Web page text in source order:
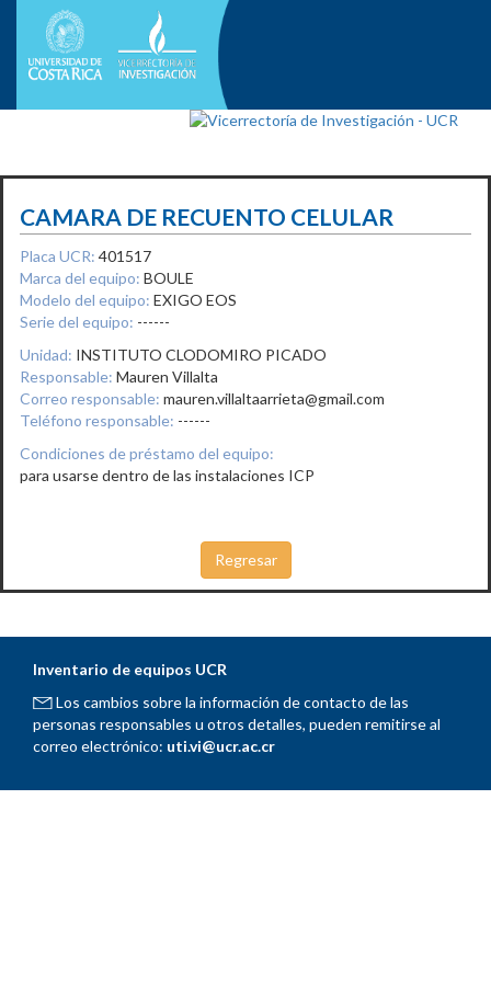
CAMARA DE RECUENTO CELULAR
Placa UCR: 401517
Marca del equipo: BOULE
Modelo del equipo: EXIGO EOS
Serie del equipo: ------
Unidad: INSTITUTO CLODOMIRO PICADO
Responsable: Mauren Villalta
Correo responsable: mauren.villaltaarrieta@gmail.com
Teléfono responsable: ------
Condiciones de préstamo del equipo:
para usarse dentro de las instalaciones ICP
Inventario de equipos UCR
Los cambios sobre la información de contacto de las
personas responsables u otros detalles, pueden remitirse al
correo electrónico: uti.vi@ucr.ac.cr